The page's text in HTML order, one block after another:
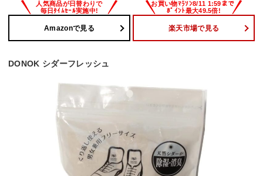
Amazonで見る 楽天市場で見る
DONOK シダーフレッシュ